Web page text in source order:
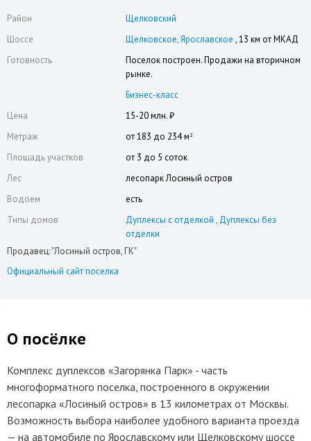
Район
Щелковский
Шоссе
Щелковское Ярославское , 13 км от МКАД
Готовность
Поселок построен. Продажи на вторичном
рынке.
Бизнес-класс
Цена
15-20 млн. ₽
Метраж
от 183 до 234 м 2
Площадь участков
от 3 до 5 соток
Лес
лесопарк Лосиный остров
Водоем
есть
Типы домов
Дуплексы с отделкой Дуплексы без
отделки
Продавец: "Лосиный остров, ГК"
Официальный сайт поселка
О посёлке
Комплекс дуплексов «Загорянка Парк» - часть
многоформатного поселка, построенного в окружении
лесопарка «Лосиный остров» в 13 километрах от Москвы.
Возможность выбора наиболее удобного варианта проезда
— на автомобиле по Ярославскому или Щелковскому шоссе